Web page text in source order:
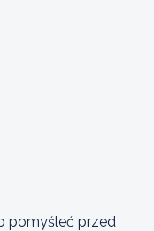
pomyśleć przed